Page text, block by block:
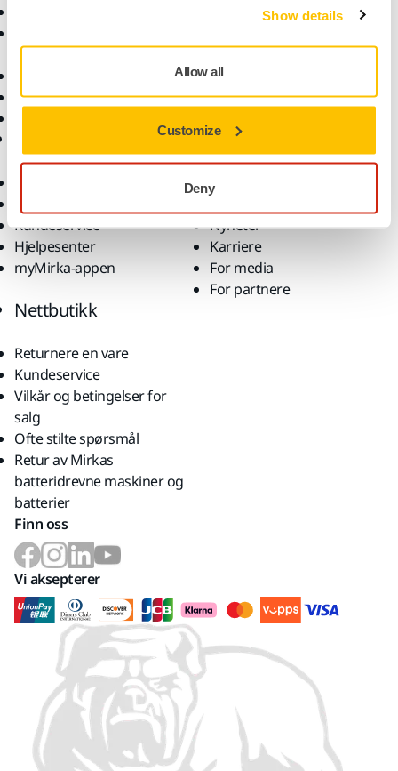
Show details
Allow all
Customize
Deny
poleringsmidler
Tilbehør og forbruksvarer
Superslipemateriell
Bruksområder
Kundeservice
Hjelpesenter
myMirka-appen
Selskap
Om oss
Nyheter
Karriere
For media
For partnere
Nettbutikk
Returnere en vare
Kundeservice
Vilkår og betingelser for
salg
Ofte stilte spørsmål
Retur av Mirkas
batteridrevne maskiner og
batterier
Finn oss
Vi aksepterer